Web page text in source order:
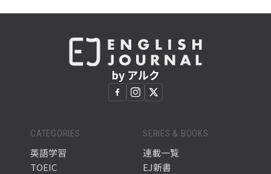
by アルク
CATEGORIES
英語学習
TOEIC
SERIES & BOOKS
連載一覧
EJ新書